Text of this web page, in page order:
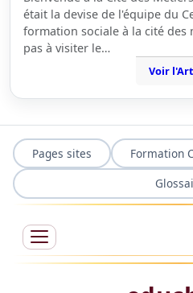
était la devise de l'équipe du
formation sociale à la cité des
pas à visiter le…
Voir
Pages sites Formation